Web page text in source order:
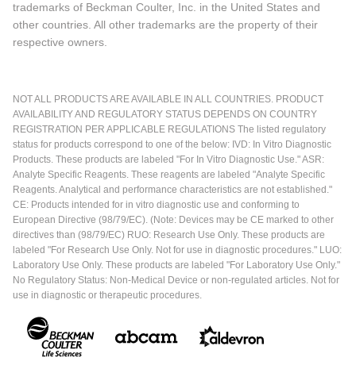
trademarks of Beckman Coulter, Inc. in the United States and
other countries. All other trademarks are the property of their
respective owners.
NOT ALL PRODUCTS ARE AVAILABLE IN ALL COUNTRIES. PRODUCT
AVAILABILITY AND REGULATORY STATUS DEPENDS ON COUNTRY
REGISTRATION PER APPLICABLE REGULATIONS The listed regulatory
status for products correspond to one of the below: IVD: In Vitro Diagnostic
Products. These products are labeled "For In Vitro Diagnostic Use." ASR:
Analyte Specific Reagents. These reagents are labeled "Analyte Specific
Reagents. Analytical and performance characteristics are not established."
CE: Products intended for in vitro diagnostic use and conforming to
European Directive (98/79/EC). (Note: Devices may be CE marked to other
directives than (98/79/EC) RUO: Research Use Only. These products are
labeled "For Research Use Only. Not for use in diagnostic procedures." LUO:
Laboratory Use Only. These products are labeled "For Laboratory Use Only."
No Regulatory Status: Non-Medical Device or non-regulated articles. Not for
use in diagnostic or therapeutic procedures.